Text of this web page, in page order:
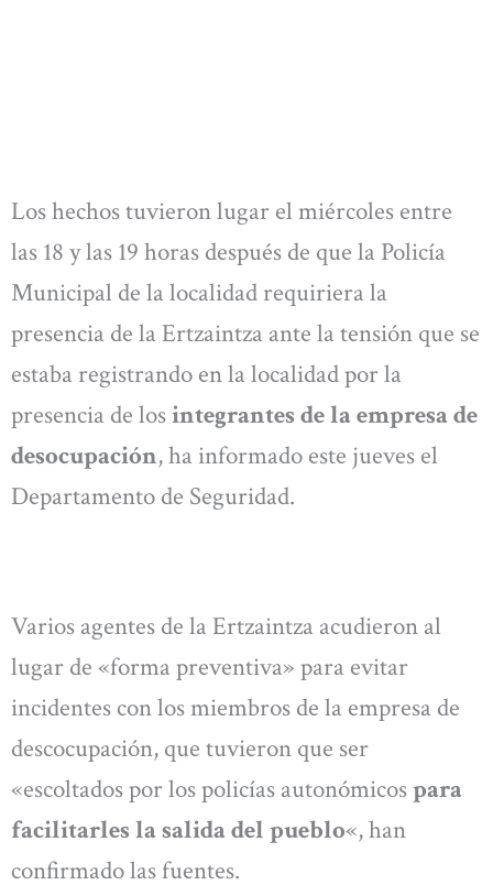
Los hechos tuvieron lugar el miércoles entre
las 18 y las 19 horas después de que la Policía
Municipal de la localidad requiriera la
presencia de la Ertzaintza ante la tensión que se
estaba registrando en la localidad por la
presencia de losintegrantes de la empresa de
desocupación, ha informado este jueves el
Departamento de Seguridad.
Varios agentes de la Ertzaintza acudieron al
lugar de «forma preventiva» para evitar
incidentes con los miembros de la empresa de
descocupación, que tuvieron que ser
«escoltados por los policías autonómicospara
facilitarles la salida del pueblo«, han
confirmado las fuentes.